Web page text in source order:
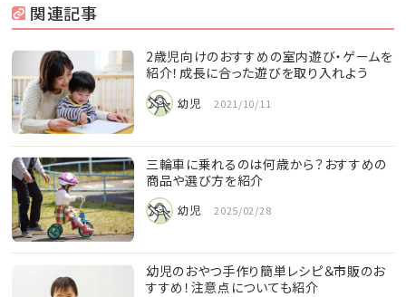
関連記事
2歳児向けのおすすめの室内遊び・ゲームを
紹介！成長に合った遊びを取り入れよう
幼児 2021/10/11
三輪車に乗れるのは何歳から？おすすめの
商品や選び方を紹介
幼児 2025/02/28
幼児のおやつ手作り簡単レシピ＆市販のお
すすめ！注意点についても紹介